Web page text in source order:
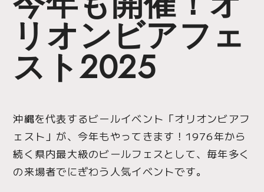
リオンビアフェ
スト2025
沖縄を代表するビールイベント「オリオンビアフ
ェスト」が、今年もやってきます！1976年から
続く県内最大級のビールフェスとして、毎年多く
の来場者でにぎわう人気イベントです。